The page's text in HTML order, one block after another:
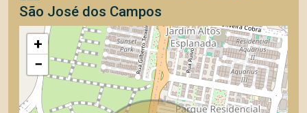
São José dos Campos
+
−